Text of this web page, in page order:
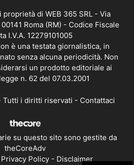
di WEB 365 SRL - Via
Roma (RM) - Codice Fiscale
I.V.A. 12279101005
è una testata giornalistica, in
senza alcuna periodicità. Non
un prodotto editoriale ai
n. 62 del 07.03.2001
i diritti riservati - Contattaci
su questo sito sono gestite da
theCoreAdv
Privacy Policy- Disclaimer